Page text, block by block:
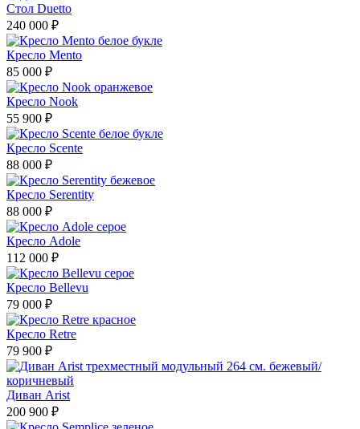
Стол Duetto
240 000 ₽
Кресло Mento
85 000 ₽
Кресло Nook
55 900 ₽
Кресло Scente
88 000 ₽
Кресло Serentity
88 000 ₽
Кресло Adole
112 000 ₽
Кресло Bellevu
79 000 ₽
Кресло Retre
79 900 ₽
Диван Arist
200 900 ₽